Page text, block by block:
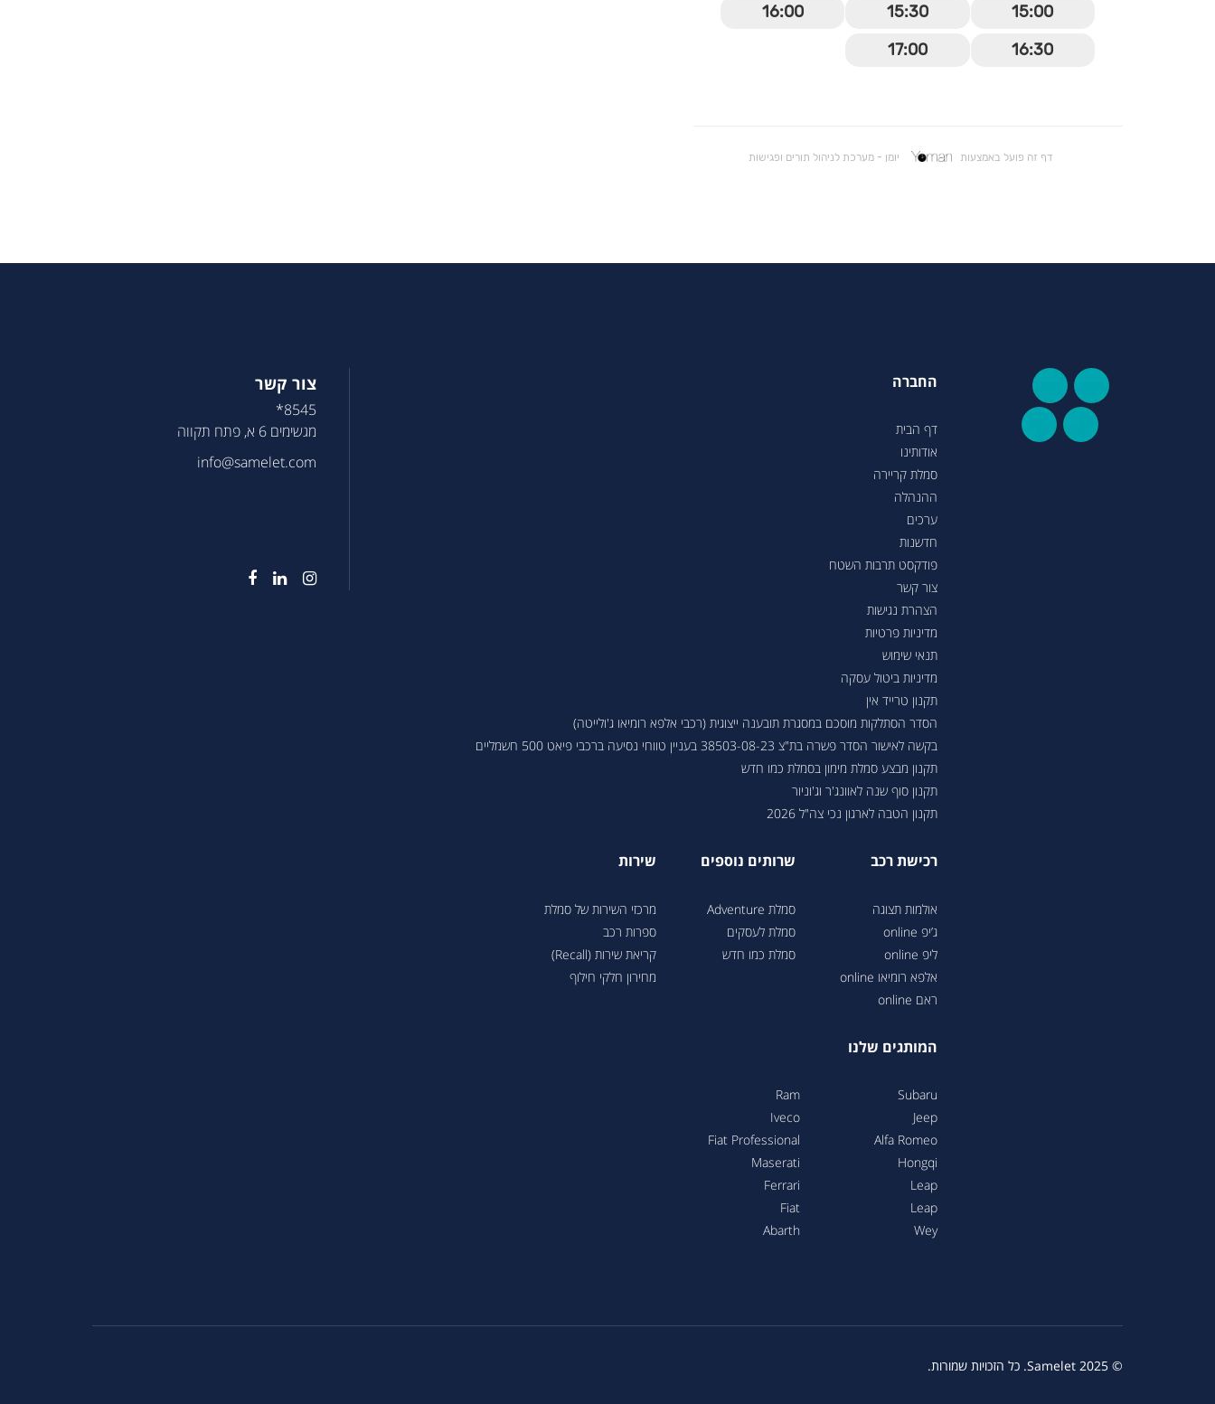
החברה
דף הבית
אודותינו
סמלת קריירה
ההנהלה
ערכים
חדשנות
פודקסט תרבות השטח
צור קשר
הצהרת נגישות
מדיניות פרטיות
תנאי שימוש
מדיניות ביטול עסקה
תקנון טרייד אין
הסדר הסתלקות מוסכם במסגרת תובענה ייצוגית (רכבי אלפא רומיאו ג'ולייטה)
בקשה לאישור הסדר פשרה בת"צ 38503-08-23 בעניין טווחי נסיעה ברכבי פיאט 500 חשמליים
תקנון מבצע סמלת מימון בסמלת כמו חדש
תקנון סוף שנה לאוונג'ר וג'וניור
תקנון הטבה לארגון נכי צה"ל 2026
רכישת רכב
אולמות תצוגה
ג’יפ online
ליפ online
אלפא רומיאו online
ראם online
שרותים נוספים
סמלת Adventure
סמלת לעסקים
סמלת כמו חדש
שירות
מרכזי השירות של סמלת
ספרות רכב
קריאת שירות (Recall)
מחירון חלקי חילוף
המותגים שלנו
Subaru
Jeep
Alfa Romeo
Hongqi
Leap
Leap
Wey
Ram
Iveco
Fiat Professional
Maserati
Ferrari
Fiat
Abarth
צור קשר
8545*
מגשימים 6 א, פתח תקווה
info@samelet.com
© 2025 Samelet. כל הזכויות שמורות.